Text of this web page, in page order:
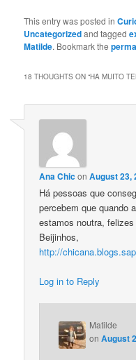
This entry was posted in
Uncategorizedand tagged
Matilde. Bookmark the
18 THOUGHTS ON “HA MUITO
Ana ChiconAugust 23,
Há pessoas que
percebem que quando
estamos noutra,
Beijinhos,
http://
Log in to Reply
Matilde
onAugust